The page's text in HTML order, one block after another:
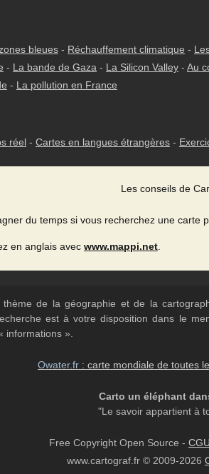
bleues - Réchauffement climatique -
- La bande de Gaza - La Silicon Valley - Au
- La pollution en France
réel - Cartes en langues étrangères -
Les conseils de
du temps si vous recherchez une carte
en anglais avec www.mappi.net
de la géographie et de la
est à votre disposition dans le
informations ».
Owater.fr : carte mondiale de toutes
Carto un éléphant
"Le savoir appartient à
Free Copyright Open Source - CGU
www.cartograf.fr © 2009-2026